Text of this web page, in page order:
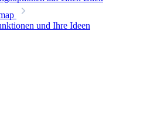
und Ihre Ideen